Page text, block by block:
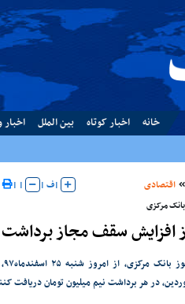
خانه اخبار کوتاه بین الملل اخبار
اقتصادی |ف |
|
|
مرکزی
افزایش سقف مجاز برداشت